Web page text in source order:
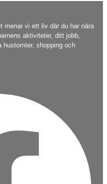
menar vi ett liv där du har nära
aktiviteter, ditt jobb,
hustomter, shopping och